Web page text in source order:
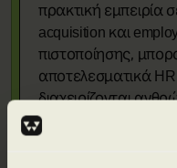
πρακτική εμπειρία
acquisition και
πιστοποίησης,
αποτελεσματικά HR
διαχειρίζονται
συμβάλλουν στη
και αποδοτικού